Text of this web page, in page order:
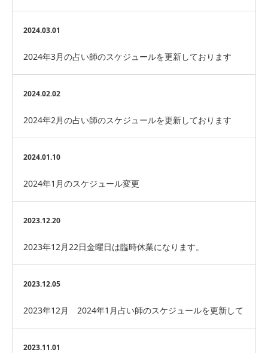
した。
2024.03.01
2024年3月の占い師のスケジュールを更新しております
2024.02.02
2024年2月の占い師のスケジュールを更新しております
2024.01.10
2024年1月のスケジュール変更
2023.12.20
2023年12月22日金曜日は臨時休業になります。
2023.12.05
2023年12月 2024年1月占い師のスケジュールを更新して
います。
2023.11.01